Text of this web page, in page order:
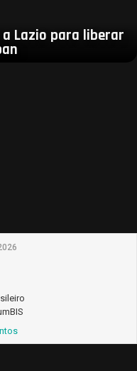
Lazio para liberar